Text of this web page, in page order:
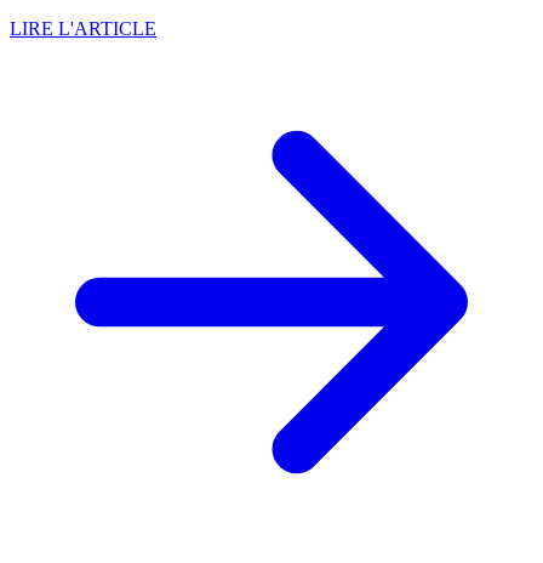
LIRE L'ARTICLE